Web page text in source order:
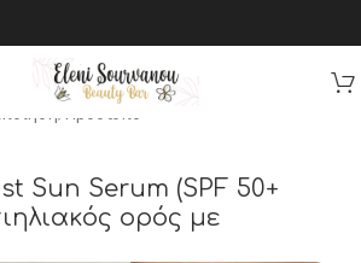
Sun Serum (SPF 50+
ορός με